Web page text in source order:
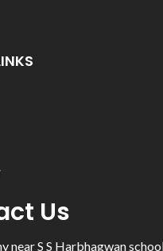
Us
near S S Harbhagwan